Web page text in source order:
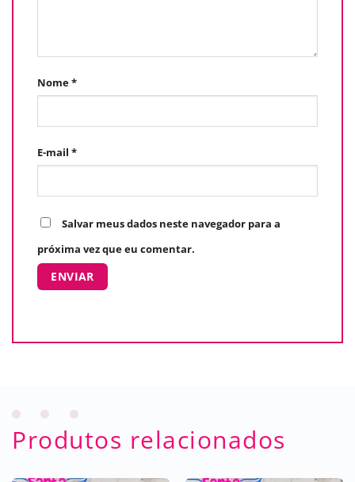
Nome*
E-mail *
Salvar meus dados neste navegador para a
próxima vez que eu comentar.
Produtos relacionados